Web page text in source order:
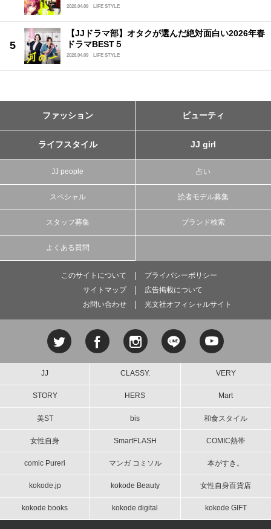
2026.04.09 LIFE STYLE
【JJドラマ部】オタクが選んだ絶対面白い2026年春
ドラマBEST５
2026.04.09 LIFE STYLE
ファッション ビューティ
ライフスタイル JJ girl
JJ people 占い
スペシャル 読者モデル募集
スタッフ募集 ブランド検索
よくある質問
このサイトについて
プライバシーポリシー
サイトマップ
広告掲載について
お問い合わせ
光文社オフィシャルサイト
JJ CLASSY. VERY
STORY HERS Mart
美ST bis 和食スタイル
女性自身 SmartFLASH COMIC熱帯
comic Pureri マンガ コミソル 本がすき。
kokode.jp kokode Beauty 女性自身百貨店
kokode books kokode digital kokode GIFT